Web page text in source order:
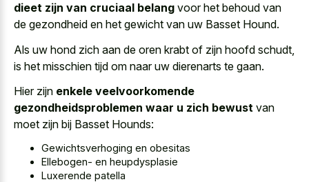
dieet zijn van cruciaal belang voor het behoud van
de gezondheid en het gewicht van uw Basset Hound.
Als uw hond zich aan de oren krabt of zijn hoofd schudt,
is het misschien tijd om naar uw dierenarts te gaan.
Hier zijn enkele veelvoorkomende
gezondheidsproblemen waar u zich bewust van
moet zijn bij Basset Hounds:
Gewichtsverhoging en obesitas
Ellebogen- en heupdysplasie
Luxerende patella